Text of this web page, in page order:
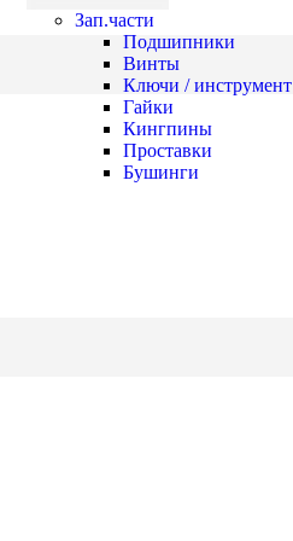
Зап.части
Подшипники
Винты
Ключи / инструмент
Гайки
Кингпины
Проставки
Бушинги